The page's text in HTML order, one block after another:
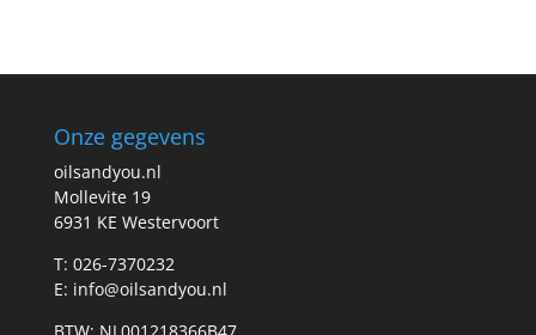
Onze gegevens
oilsandyou.nl
Mollevite 19
6931 KE Westervoort
T: 026-7370232
E: info@oilsandyou.nl